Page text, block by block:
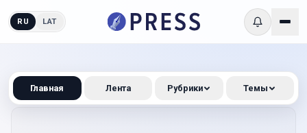
RU LAT
Главная Лента Рубрики Темы